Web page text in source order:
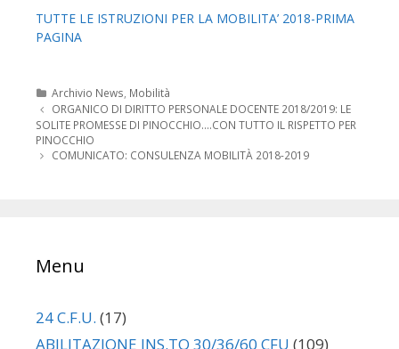
TUTTE LE ISTRUZIONI PER LA MOBILITA’ 2018-PRIMA
PAGINA
Categorie
Archivio News, Mobilità
Navigazione
articolo
ORGANICO DI DIRITTO PERSONALE DOCENTE 2018/2019: LE
SOLITE PROMESSE DI PINOCCHIO….CON TUTTO IL RISPETTO PER
PINOCCHIO
COMUNICATO: CONSULENZA MOBILITÀ 2018-2019
Menu
24 C.F.U. (17)
ABILITAZIONE INS.TO 30/36/60 CFU (109)